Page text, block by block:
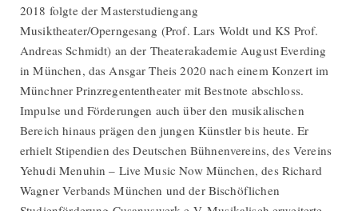
2018 folgte der Masterstudiengang
Musiktheater/Operngesang (Prof. Lars Woldt und KS Prof.
Andreas Schmidt) an der Theaterakademie August Everding
in München, das Ansgar Theis 2020 nach einem Konzert im
Münchner Prinzregententheater mit Bestnote abschloss.
Impulse und Förderungen auch über den musikalischen
Bereich hinaus prägen den jungen Künstler bis heute. Er
erhielt Stipendien des Deutschen Bühnenvereins, des Vereins
Yehudi Menuhin – Live Music Now München, des Richard
Wagner Verbands München und der Bischöflichen